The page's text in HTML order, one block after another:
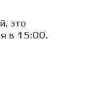
это
в 15:00.